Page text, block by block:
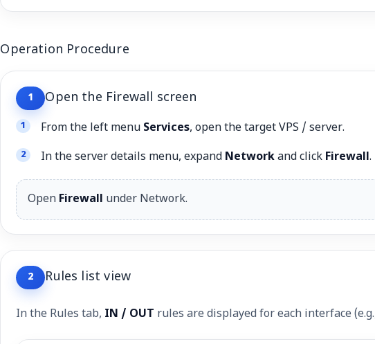
Operation Procedure
1 Open the Firewall screen
From the left menu Services, open the target VPS / server.
In the server details menu, expand Networkand click Firewall.
Open Firewall under Network.
2 Rules list view
In the Rules tab, IN / OUT rules are displayed for each interface